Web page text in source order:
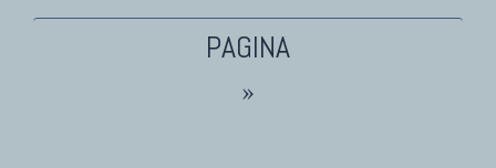
TAPPETI PERSIANI
Tappeti Persiani Antichi
»